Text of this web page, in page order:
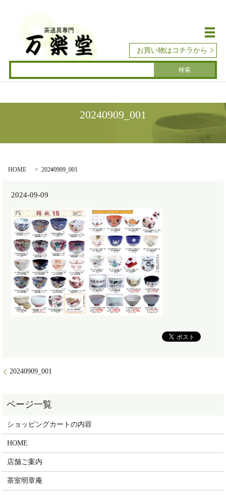
メ
お買い物はコチラから
20240909_001
HOME 20240909_001
2024-09-09
20240909_001
ショッピングカートの内容
HOME
店舗ご案内
茶室明章庵